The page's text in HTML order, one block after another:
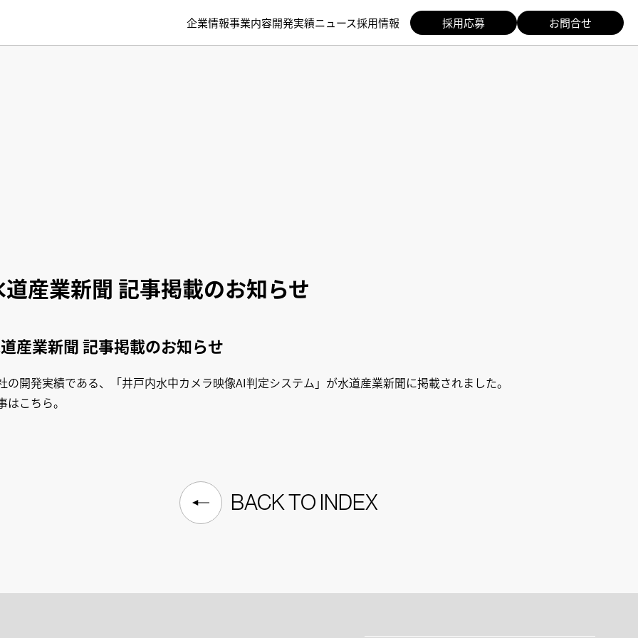
企業情報事業内容開発実績ニュース採用情報 採用応募 お問合せ
道産業新聞 記事掲載のお知らせ
産業新聞 記事掲載のお知らせ
の開発実績である、「井戸内水中カメラ映像AI判定システム」が水道産業新聞に掲載されました。
はこちら。
BACK TO INDEX